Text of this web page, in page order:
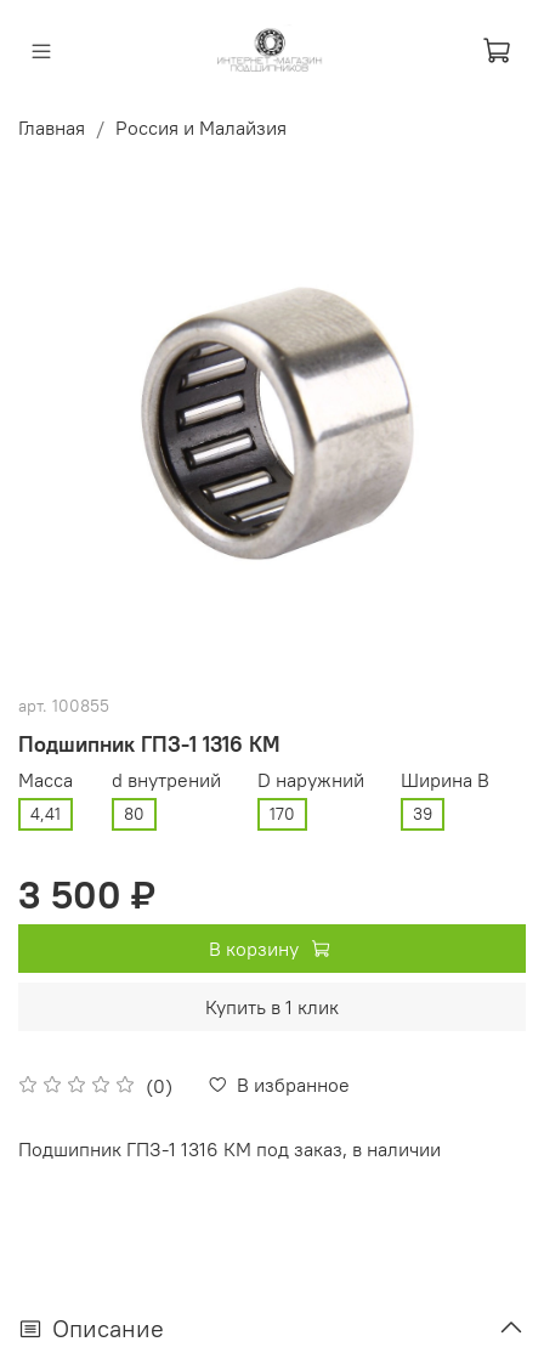
Главная Россия и Малайзия
арт. 100855
Подшипник ГПЗ-1 1316 КМ
(0) В избранное
Масса
4,41
d внутрений
80
D наружний
170
Ширина В
39
3 500 ₽
В корзину
Купить в 1 клик
Подшипник ГПЗ-1 1316 КМ под заказ, в наличии
Описание